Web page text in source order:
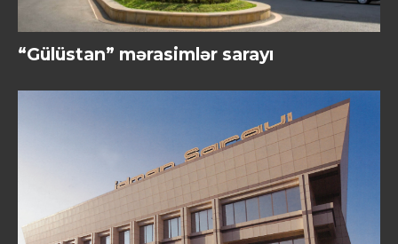
“Gülüstan” mərasimlər sarayı